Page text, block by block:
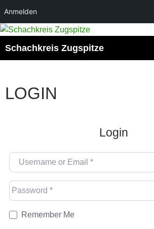
Anmelden
Schachkreis Zugspitze
LOGIN
Login
Username or Email
Password*
Remember Me